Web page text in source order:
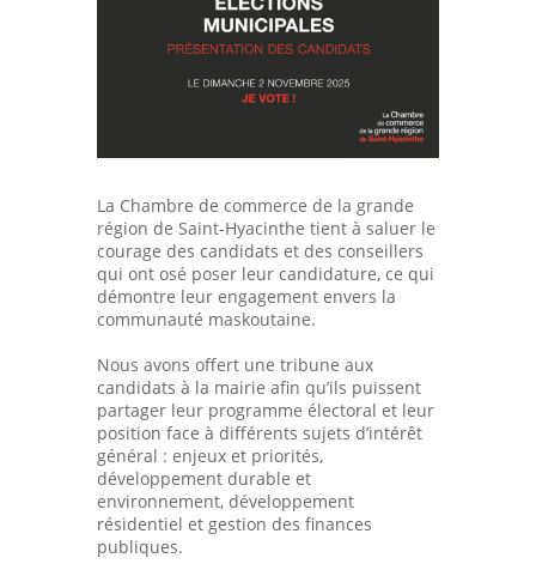
La Chambre de commerce de la grande
région de Saint-Hyacinthe tient à saluer le
courage des candidats et des conseillers
qui ont osé poser leur candidature, ce qui
démontre leur engagement envers la
communauté maskoutaine.
Nous avons offert une tribune aux
candidats à la mairie afin qu’ils puissent
partager leur programme électoral et leur
position face à différents sujets d’intérêt
général : enjeux et priorités,
développement durable et
environnement, développement
résidentiel et gestion des finances
publiques.